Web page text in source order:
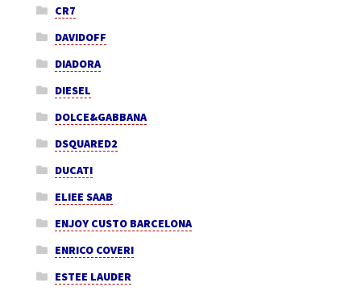
CR7
DAVIDOFF
DIADORA
DIESEL
DOLCE&GABBANA
DSQUARED2
DUCATI
ELIEE SAAB
ENJOY CUSTO BARCELONA
ENRICO COVERI
ESTEE LAUDER